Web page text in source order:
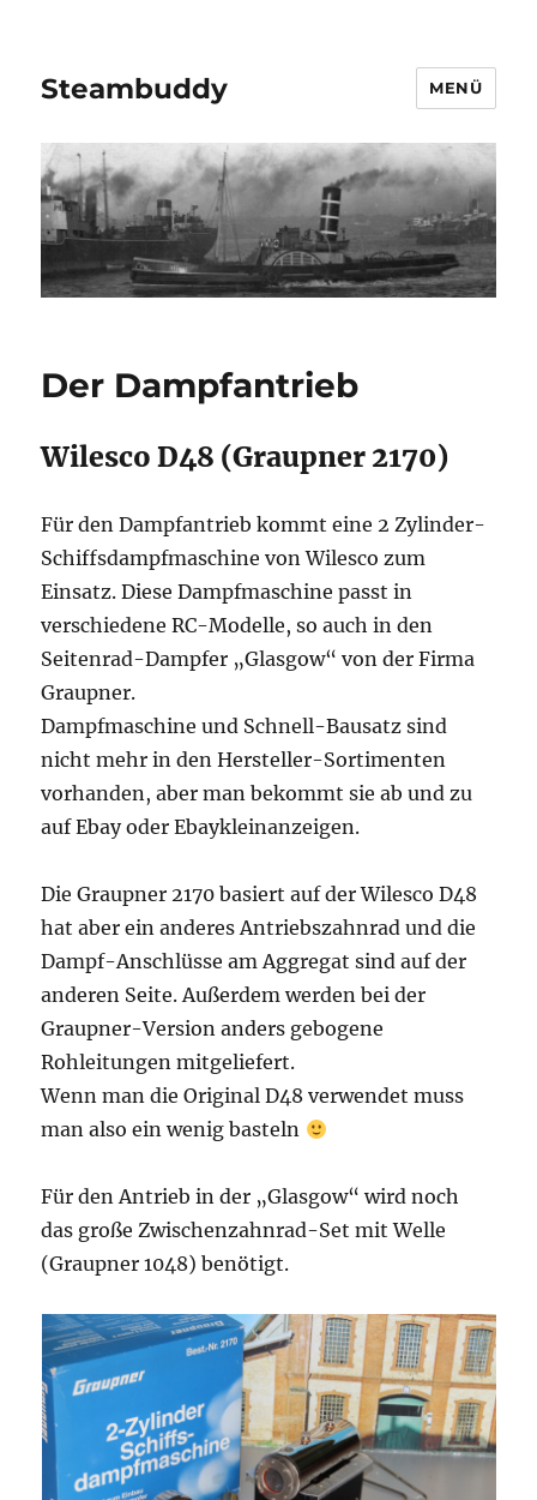
Steambuddy MENÜ
Der Dampfantrieb
Wilesco D48 (Graupner 2170)
Für den Dampfantrieb kommt eine 2 Zylinder-
Schiffsdampfmaschine von Wilesco zum
Einsatz. Diese Dampfmaschine passt in
verschiedene RC-Modelle, so auch in den
Seitenrad-Dampfer „Glasgow“ von der Firma
Graupner.
Dampfmaschine und Schnell-Bausatz sind
nicht mehr in den Hersteller-Sortimenten
vorhanden, aber man bekommt sie ab und zu
auf Ebay oder Ebaykleinanzeigen.
Die Graupner 2170 basiert auf der Wilesco D48
hat aber ein anderes Antriebszahnrad und die
Dampf-Anschlüsse am Aggregat sind auf der
anderen Seite. Außerdem werden bei der
Graupner-Version anders gebogene
Rohleitungen mitgeliefert.
Wenn man die Original D48 verwendet muss
man also ein wenig basteln
Für den Antrieb in der „Glasgow“ wird noch
das große Zwischenzahnrad-Set mit Welle
(Graupner 1048) benötigt.